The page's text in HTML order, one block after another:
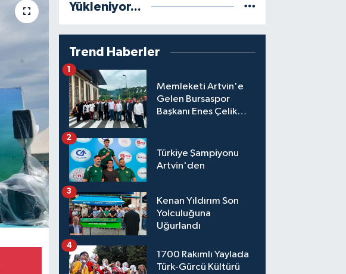
Yükleniyor...
Trend Haberler
Memleketi Artvin'e
Gelen Bursaspor
Başkanı Enes Çelik
1
Türkiye Şampiyonu
Artvin'den
2
Kenan Yıldırım Son
Yolculuğuna
Uğurlandı
3
1700 Rakımlı Yaylada
Türk-Gürcü Kültürü
4